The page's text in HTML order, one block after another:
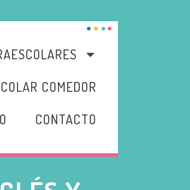
COMEDOR
CONTACTO